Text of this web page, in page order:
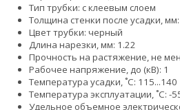
Тип трубки: с клеевым слоем
Толщина стенки после усадки, мм:
Цвет трубки: черный
Длина нарезки, мм: 1.22
Прочность на растяжение, не
Рабочее напряжение, до (кВ): 1
Температура усадки, ˚С: 115...140
Температура эксплуатации, ˚С: -
Удельное объемное